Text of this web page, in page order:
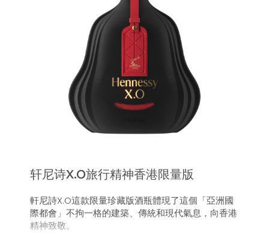
轩尼诗X.O旅行精神香港限量版
軒尼詩X.O這款限量珍藏版酒瓶體現了這個「亞洲國
際都會」不拘一格的建築、傳統和現代氣息，向香港
精神致敬。